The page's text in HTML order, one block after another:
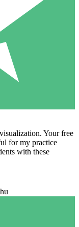
Your free
for my practice
with these